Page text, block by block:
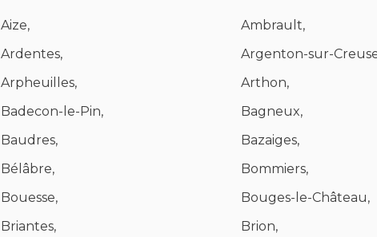
Aize,
Ambrault,
Ardentes,
Argenton-sur-
Arpheuilles,
Arthon,
Badecon-le-Pin,
Bagneux,
Baudres,
Bazaiges,
Bélâbre,
Bommiers,
Bouesse,
Bouges-le-Château,
Briantes,
Brion,